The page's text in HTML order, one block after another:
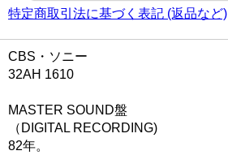
特定商取引法に基づく表記 (返品など)
CBS・ソニー
32AH 1610
MASTER SOUND盤
（DIGITAL RECORDING)
82年。